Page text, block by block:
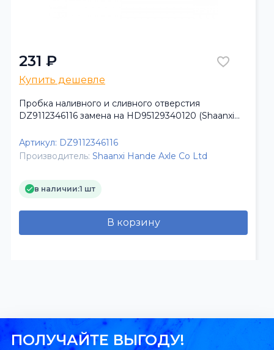
231 ₽
Купить дешевле
Пробка наливного и сливного отверстия
DZ9112346116 замена на HD95129340120 (Shaanxi
Артикул: DZ9112346116
Производитель: Shaanxi Hande Axle Co Ltd
в наличии:1 шт
В корзину
ПОЛУЧАЙТЕ ВЫГОДУ!